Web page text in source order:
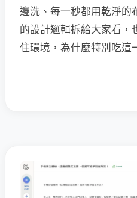
邊洗、每一秒都用乾淨的
的設計邏輯拆給大家看，
住環境，為什麼特別吃這